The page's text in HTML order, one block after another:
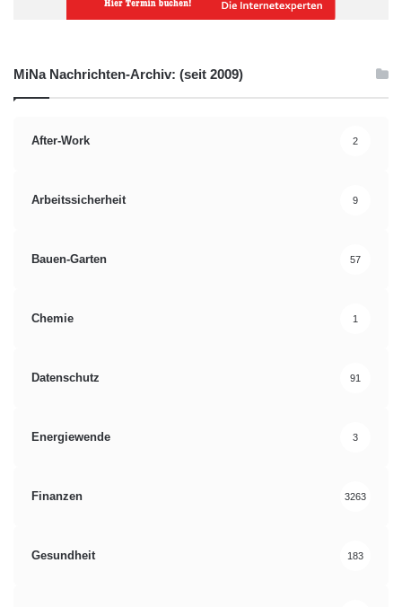
MiNa Nachrichten-Archiv: (seit 2009)
After-Work 2
Arbeitssicherheit 9
Bauen-Garten 57
Chemie 1
Datenschutz 91
Energiewende 3
Finanzen 3263
Gesundheit 183